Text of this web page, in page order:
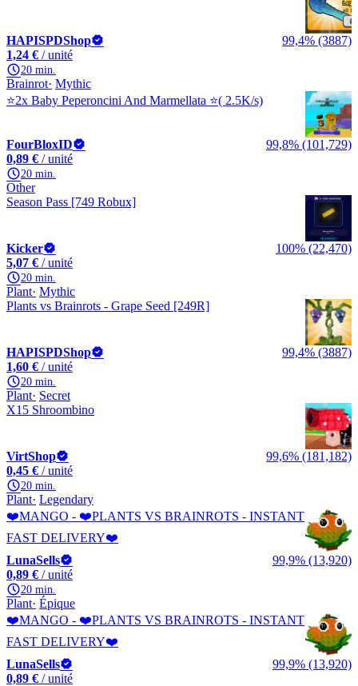
HAPISPDShop
99,4% (3887)
1,24 € / unité
20 min.
Brainrot Mythic
⭐2x Baby Peperoncini And Marmellata ⭐( 2.5K/s)
FourBloxID
99,8% (101,729)
0,89 € / unité
20 min.
Other
Season Pass [749 Robux]
Kicker
100% (22,470)
5,07 € / unité
20 min.
Plant Mythic
Plants vs Brainrots - Grape Seed [249R]
HAPISPDShop
99,4% (3887)
1,60 € / unité
20 min.
Plant Secret
X15 Shroombino
VirtShop
99,6% (181,182)
0,45 € / unité
20 min.
Plant Legendary
❤️MANGO - ❤️PLANTS VS BRAINROTS - INSTANT
FAST DELIVERY❤️
LunaSells
99,9% (13,920)
0,89 € / unité
20 min.
Plant Épique
❤️MANGO - ❤️PLANTS VS BRAINROTS - INSTANT
FAST DELIVERY❤️
LunaSells
99,9% (13,920)
0,89 € / unité